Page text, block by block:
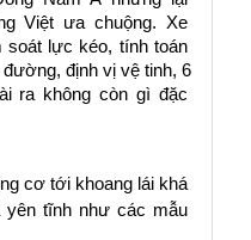
Việt ưa chuộng. Xe
soát lực kéo, tính toán
định vị vệ tinh, 6
ra không còn gì đặc
cơ tới khoang lái khá
tĩnh như các mẫu